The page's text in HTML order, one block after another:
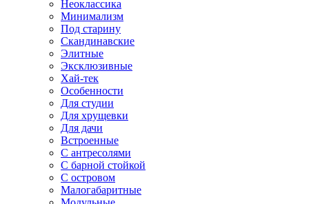
Неоклассика
Минимализм
Под старину
Скандинавские
Элитные
Эксклюзивные
Хай-тек
Особенности
Для студии
Для хрущевки
Для дачи
Встроенные
С антресолями
С барной стойкой
С островом
Малогабаритные